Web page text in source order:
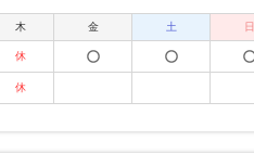
木 金 土 日
休
休